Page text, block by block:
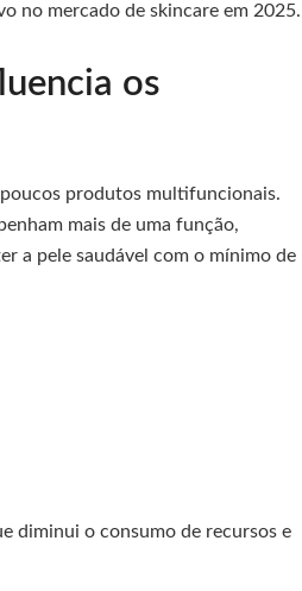
no mercado de skincare em 2025.
os
produtos multifuncionais.
mais de uma função,
a pele saudável com o mínimo de
diminui o consumo de recursos e